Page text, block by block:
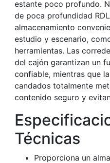
estante poco profundo.
de poca profundidad
almacenamiento
estudio y escenario,
herramientas. Las
del cajón garantizan un
confiable, mientras que
candados totalmente
contenido seguro y
Técnicas
Proporciona un